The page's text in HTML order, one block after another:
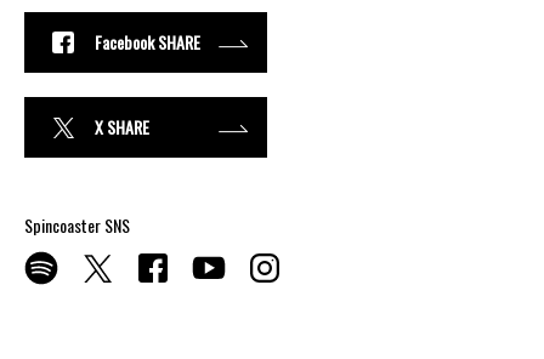
Facebook SHARE
X SHARE
Spincoaster SNS